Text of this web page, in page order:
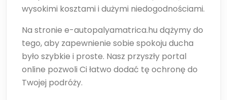
wysokimi kosztami i dużymi niedogodnościami.
Na stronie e-autopalyamatrica.hu dążymy do
tego, aby zapewnienie sobie spokoju ducha
było szybkie i proste. Nasz przyszły portal
online pozwoli Ci łatwo dodać tę ochronę do
Twojej podróży.